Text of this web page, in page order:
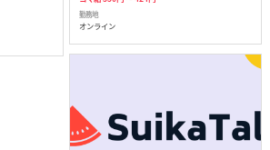
勤務地
オンライン